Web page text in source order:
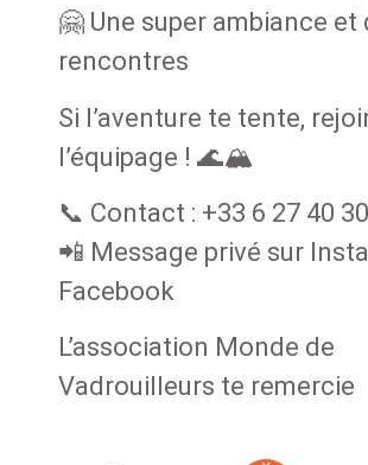
🤗 Une super ambiance et
rencontres
Si l’aventure te tente,
l’équipage ! 🌊🏔️
📞 Contact : +33 6 27 40
📲 Message privé sur
Facebook
L’association Monde de
Vadrouilleurs te remercie